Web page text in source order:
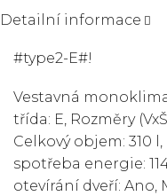
#type2-E#!
Vestavná
třída: E, Rozměry
Celkový objem: 310
spotřeba energie:
otevírání dveří: Ano,
Detailní informace